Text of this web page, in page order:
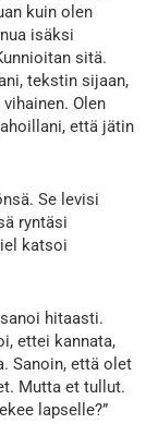
kuin olen
isäksi
sitä.
tekstin sijaan,
Olen
että jätin
Se levisi
ryntäsi
katsoi
hitaasti.
ettei kannata,
Sanoin, että olet
Mutta et tullut.
lapselle?”